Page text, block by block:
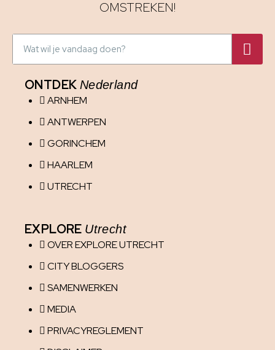
OMSTREKEN!
ONTDEK Nederland
ARNHEM
ANTWERPEN
GORINCHEM
HAARLEM
UTRECHT
EXPLORE Utrecht
OVER EXPLORE UTRECHT
CITY BLOGGERS
SAMENWERKEN
MEDIA
PRIVACYREGLEMENT